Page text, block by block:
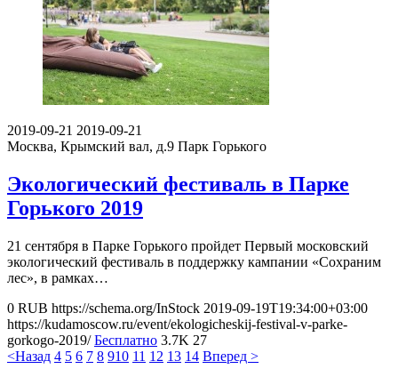
2019-09-21 2019-09-21
Москва, Крымский вал, д.9 Парк Горького
Экологический фестиваль в Парке
Горького 2019
21 сентября в Парке Горького пройдет Первый московский
экологический фестиваль в поддержку кампании «Сохраним
лес», в рамках…
0 RUB https://schema.org/InStock 2019-09-19T19:34:00+03:00
https://kudamoscow.ru/event/ekologicheskij-festival-v-parke-
gorkogo-2019/ Бесплатно 3.7K 27
<Назад 4 5 6 7 8 910 11 12 13 14 Вперед >